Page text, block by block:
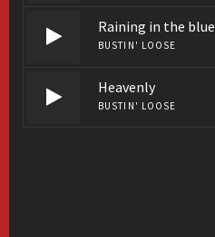
Raining in the blue
BUSTIN' LOOSE
Heavenly
BUSTIN' LOOSE